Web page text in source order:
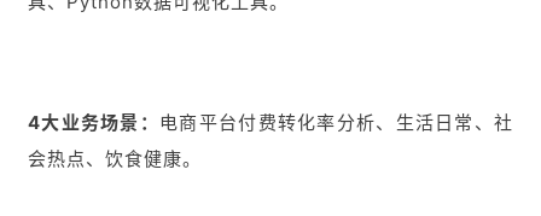
4大业务场景： 电商平台付费转化率分析、生活日常、社
会热点、饮食健康。